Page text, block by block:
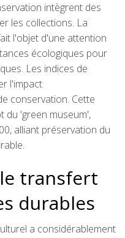
intègrent des
les collections. La
l'objet d'une attention
écologiques pour
Les indices de
l'impact
conservation. Cette
du 'green museum',
alliant préservation du
transfert
durables
a considérablement